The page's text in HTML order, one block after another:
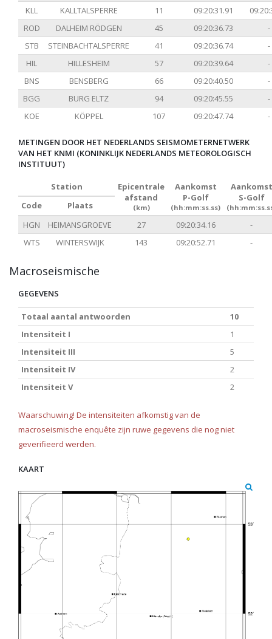
KLL KALLTALSPERRE 11 09:20:31.91
ROD
DALHEIM RÖDGEN 45 09:20:36.73
-
STB
STEINBACHTALSPERRE 41 09:20:36.74
-
HIL
HILLESHEIM 57 09:20:39.64
-
BNS
BENSBERG 66 09:20:40.50
-
BGG
BURG ELTZ 94 09:20:45.55
-
KOE
KÖPPEL 107 09:20:47.74 -
METINGEN DOOR HET NEDERLANDS SEISMOMETERNETWERK
VAN HET KNMI (KONINKLIJK NEDERLANDS METEOROLOGISCH
INSTITUUT)
Station
Epicentrale
afstand
(km)
Aankomst
P-Golf
(hh:mm:ss.ss)
Aankomst
S-Golf
Code
Plaats
HGN
HEIMANSGROEVE 27 09:20:34.16
-
WTS
WINTERSWIJK 143 09:20:52.71 -
Macroseismische
GEGEVENS
Totaal aantal antwoorden
10
Intensiteit I
1
Intensiteit III
5
Intensiteit IV
2
Intensiteit V
2
Waarschuwing! De intensiteiten afkomstig van de
macroseismische enquête zijn ruwe gegevens die nog niet
geverifieerd werden.
KAART